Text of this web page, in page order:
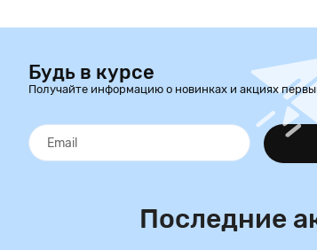
Будь в курсе
Получайте информацию о новинках и акциях
Последние